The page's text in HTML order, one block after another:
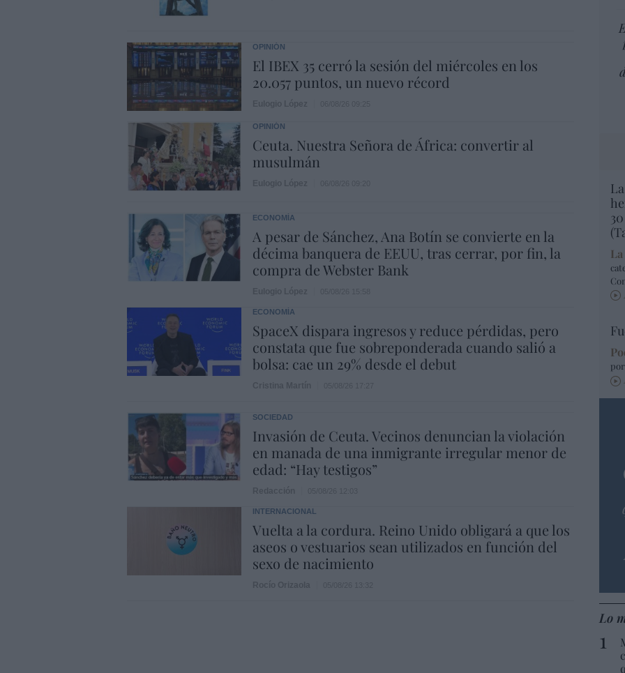
OPINIÓN
El IBEX 35 cerró la sesión del miércoles en los
20.057 puntos, un nuevo récord
OPINIÓN
Ceuta. Nuestra Señora de África: convertir al
musulmán
ECONOMÍA
A pesar de Sánchez, Ana Botín se convierte en la
décima banquera de EEUU, tras cerrar, por fin, la
compra de Webster Bank
ECONOMÍA
SpaceX dispara ingresos y reduce pérdidas, pero
constata que fue sobreponderada cuando salió a
bolsa: cae un 29% desde el debut
SOCIEDAD
Invasión de Ceuta. Vecinos denuncian la violación
en manada de una inmigrante irregular menor de
edad: “Hay testigos”
INTERNACIONAL
Vuelta a la cordura. Reino Unido obligará a que los
aseos o vestuarios sean utilizados en función del
sexo de nacimiento
por
Lo